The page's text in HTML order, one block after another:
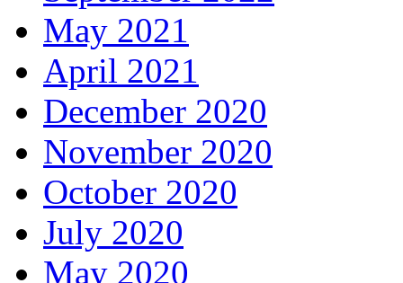
May 2021
April 2021
December 2020
November 2020
October 2020
July 2020
May 2020